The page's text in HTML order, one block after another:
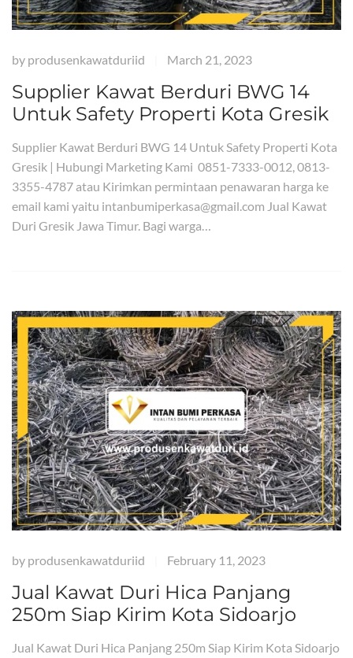
by produsenkawatduriid March 21, 2023
Supplier Kawat Berduri BWG 14
Untuk Safety Properti Kota Gresik
Supplier Kawat Berduri BWG 14 Untuk Safety Properti Kota
Gresik | Hubungi Marketing Kami 0851-7333-0012, 0813-
3355-4787 atau Kirimkan permintaan penawaran harga ke
email kami yaitu intanbumiperkasa@gmail.com Jual Kawat
Duri Gresik Jawa Timur. Bagi warga…
by produsenkawatduriid February 11, 2023
Jual Kawat Duri Hica Panjang
250m Siap Kirim Kota Sidoarjo
Jual Kawat Duri Hica Panjang 250m Siap Kirim Kota Sidoarjo